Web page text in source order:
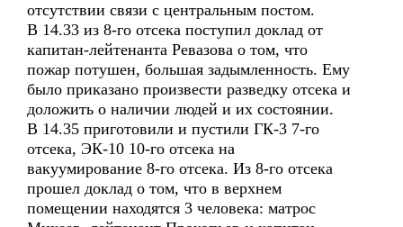
отсутствии связи с центральным постом.
В 14.33 из 8-го отсека поступил доклад от
капитан-лейтенанта Ревазова о том, что
пожар потушен, большая задымленность. Ему
было приказано произвести разведку отсека и
доложить о наличии людей и их состоянии.
В 14.35 приготовили и пустили ГК-3 7-го
отсека, ЭК-10 10-го отсека на
вакуумирование 8-го отсека. Из 8-го отсека
прошел доклад о том, что в верхнем
помещении находятся 3 человека: матрос